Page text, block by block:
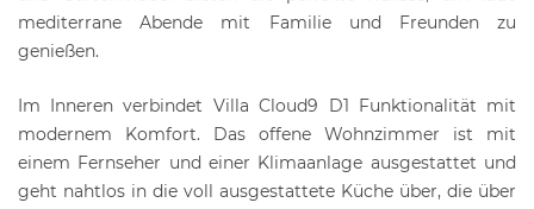
mediterrane Abende mit Familie und Freunden zu
genießen.
Im Inneren verbindet Villa Cloud9 D1 Funktionalität mit
modernem Komfort. Das offene Wohnzimmer ist mit
einem Fernseher und einer Klimaanlage ausgestattet und
geht nahtlos in die voll ausgestattete Küche über, die über